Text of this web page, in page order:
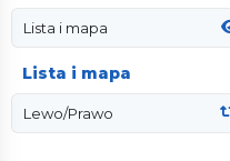
Lista i mapa